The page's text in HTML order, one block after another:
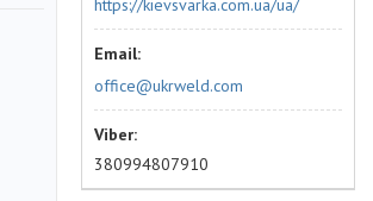
https://kievsvarka.com.ua/ua/
office@ukrweld.com
380994807910